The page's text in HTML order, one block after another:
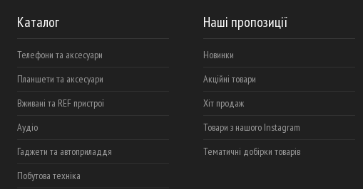
Каталог
Телефони та аксесуари
Планшети та аксесуари
Вживані та REF пристрої
Аудіо
Гаджети та автоприладдя
Побутова техніка
Наші пропозиції
Новинки
Акційні товари
Хіт продаж
Товари з нашого Instagram
Тематичні добірки товарів